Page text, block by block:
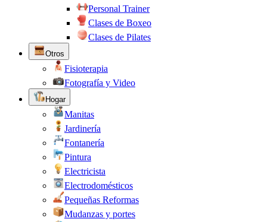
Personal Trainer
Clases de Boxeo
Clases de Pilates
Otros
Fisioterapia
Fotografía y Video
Hogar
Manitas
Jardinería
Fontanería
Pintura
Electricista
Electrodomésticos
Pequeñas Reformas
Mudanzas y portes